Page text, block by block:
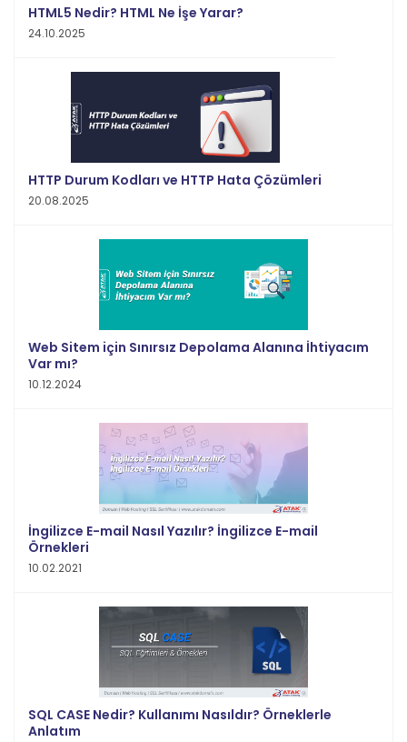
HTML5 Nedir? HTML Ne İşe Yarar?
24.10.2025
HTTP Durum Kodları ve HTTP Hata Çözümleri
20.08.2025
Web Sitem için Sınırsız Depolama Alanına İhtiyacım
Var mı?
10.12.2024
İngilizce E-mail Nasıl Yazılır? İngilizce E-mail
Örnekleri
10.02.2021
SQL CASE Nedir? Kullanımı Nasıldır? Örneklerle
Anlatım